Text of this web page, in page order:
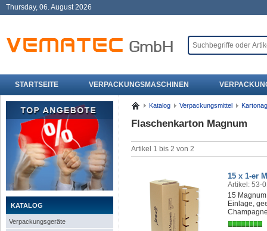
Thursday, 06. August 2026
STARTSEITE VERPACKUNGSMASCHINEN
KATALOG
Verpackungsgeräte
Katalog Verpackungsmittel
Flaschenkarton Magnum
Artikel 1 bis 2 von 2
15 x 1-er
Artikel: 53-
15
Einlage,